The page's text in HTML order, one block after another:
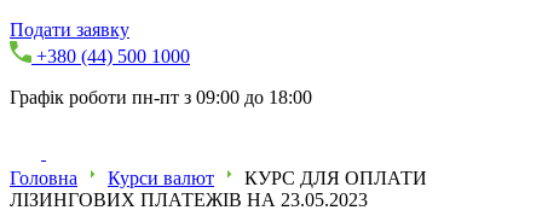
Подати заявку
+380 (44) 500 1000
Графік роботи пн-пт з 09:00 до 18:00
Головна Курси валют
КУРС ДЛЯ ОПЛАТИ
ЛІЗИНГОВИХ ПЛАТЕЖІВ НА 23.05.2023